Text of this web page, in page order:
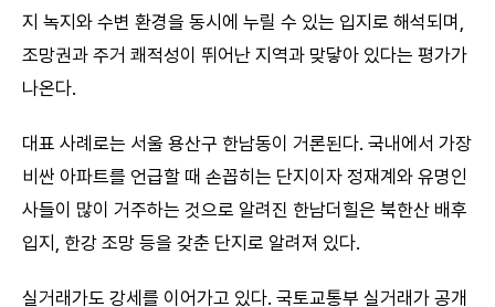
지 녹지와 수변 환경을 동시에 누릴 수 있는 입지로 해석되며,
조망권과 주거 쾌적성이 뛰어난 지역과 맞닿아 있다는 평가가
나온다.
대표 사례로는 서울 용산구 한남동이 거론된다. 국내에서 가장
비싼 아파트를 언급할 때 손꼽히는 단지이자 정재계와 유명인
사들이 많이 거주하는 것으로 알려진 한남더힐은 북한산 배후
입지, 한강 조망 등을 갖춘 단지로 알려져 있다.
실거래가도 강세를 이어가고 있다. 국토교통부 실거래가 공개